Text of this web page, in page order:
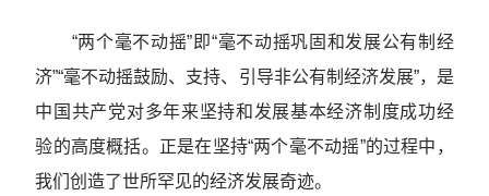
“两个毫不动摇”即“毫不动摇巩固和发展公有制经
济”“毫不动摇鼓励、支持、引导非公有制经济发展”，是
中国共产党对多年来坚持和发展基本经济制度成功经
验的高度概括。正是在坚持“两个毫不动摇”的过程中，
我们创造了世所罕见的经济发展奇迹。